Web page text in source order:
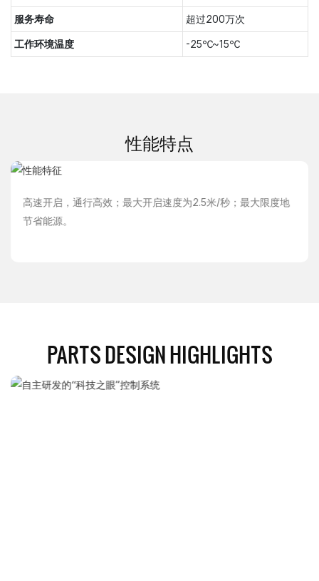
服务寿命 超过200万次
工作环境温度 -25℃~15℃
性能特点
高速开启，通行高效；最大开启速度为2.5米/秒；最大限度地
节省能源。
PARTS DESIGN HIGHLIGHTS